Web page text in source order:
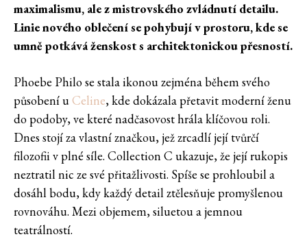
maximalismu, ale z mistrovského zvládnutí detailu.
Linie nového oblečení se pohybují v prostoru, kde se
umně potkává ženskost s architektonickou přesností.
Phoebe Philo se stala ikonou zejména během svého
působení uCeline, kde dokázala přetavit moderní ženu
do podoby, ve které nadčasovost hrála klíčovou roli.
Dnes stojí za vlastní značkou, jež zrcadlí její tvůrčí
filozofii v plné síle. Collection C ukazuje, že její rukopis
neztratil nic ze své přitažlivosti. Spíše se prohloubil a
dosáhl bodu, kdy každý detail ztělesňuje promyšlenou
rovnováhu. Mezi objemem, siluetou a jemnou
teatrálností.